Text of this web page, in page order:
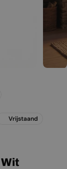
Vrijstaand